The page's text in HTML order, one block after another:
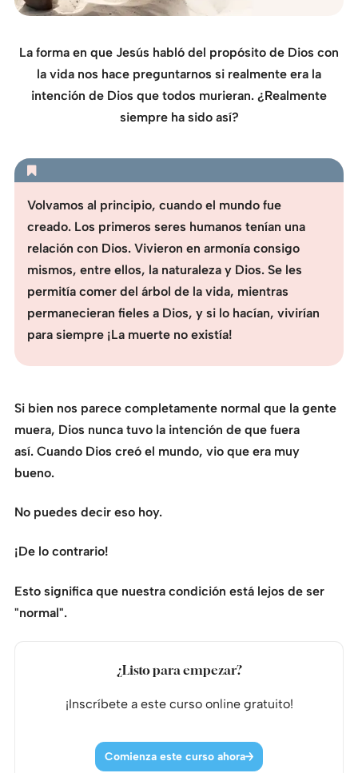
La forma en que Jesús habló del propósito de Dios con
la vida nos hace preguntarnos si realmente era la
intención de Dios que todos murieran. ¿Realmente
siempre ha sido así?
Volvamos al principio, cuando el mundo fue
creado. Los primeros seres humanos tenían una
relación con Dios. Vivieron en armonía consigo
mismos, entre ellos, la naturaleza y Dios. Se les
permitía comer del árbol de la vida, mientras
permanecieran fieles a Dios, y si lo hacían, vivirían
para siempre ¡La muerte no existía!
Si bien nos parece completamente normal que la gente
muera, Dios nunca tuvo la intención de que fuera
así. Cuando Dios creó el mundo, vio que era muy
bueno.
No puedes decir eso hoy.
¡De lo contrario!
Esto significa que nuestra condición está lejos de ser
"normal".
¿Listo para empezar?
¡Inscríbete a este curso online gratuito!
Comienza este curso ahora